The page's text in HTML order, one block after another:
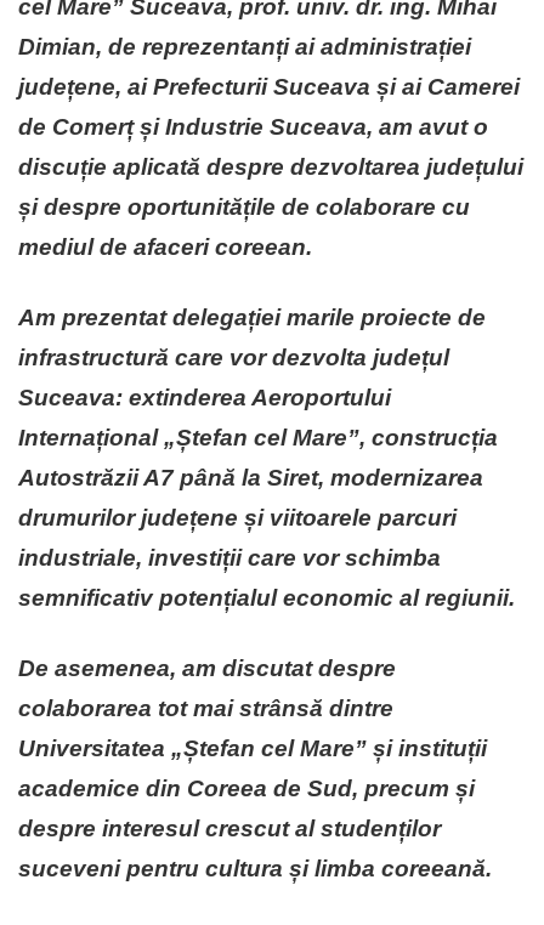
cel Mare” Suceava, prof. univ. dr. ing. Mihai
Dimian, de reprezentanți ai administrației
județene, ai Prefecturii Suceava și ai Camerei
de Comerț și Industrie Suceava, am avut o
discuție aplicată despre dezvoltarea județului
și despre oportunitățile de colaborare cu
mediul de afaceri coreean.
Am prezentat delegației marile proiecte de
infrastructură care vor dezvolta județul
Suceava: extinderea Aeroportului
Internațional „Ștefan cel Mare”, construcția
Autostrăzii A7 până la Siret, modernizarea
drumurilor județene și viitoarele parcuri
industriale, investiții care vor schimba
semnificativ potențialul economic al regiunii.
De asemenea, am discutat despre
colaborarea tot mai strânsă dintre
Universitatea „Ștefan cel Mare” și instituții
academice din Coreea de Sud, precum și
despre interesul crescut al studenților
suceveni pentru cultura și limba coreeană.